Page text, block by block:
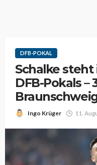
DFB-POKAL
Schalke steht
DFB-Pokals –
Ingo Krüger 11.